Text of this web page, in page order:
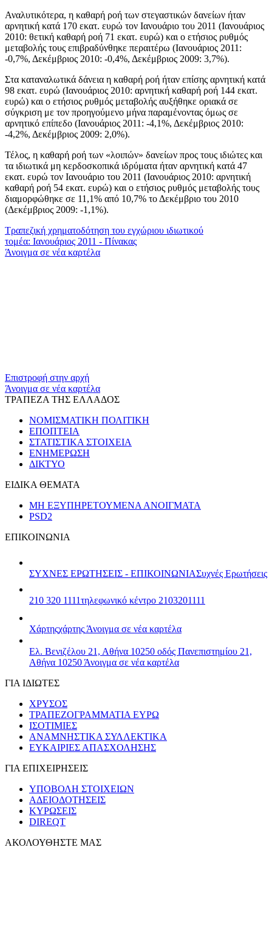
Αναλυτικότερα, η καθαρή ροή των στεγαστικών δανείων ήταν
αρνητική κατά 170 εκατ. ευρώ τον Ιανουάριο του 2011 (Ιανουάριος
2010: θετική καθαρή ροή 71 εκατ. ευρώ) και o ετήσιος ρυθμός
μεταβολής τους επιβραδύνθηκε περαιτέρω (Ιανουάριος 2011:
-0,7%, Δεκέμβριος 2010: -0,4%, Δεκέμβριος 2009: 3,7%).
Στα καταναλωτικά δάνεια η καθαρή ροή ήταν επίσης αρνητική κατά
98 εκατ. ευρώ (Ιανουάριος 2010: αρνητική καθαρή ροή 144 εκατ.
ευρώ) και ο ετήσιος ρυθμός μεταβολής αυξήθηκε οριακά σε
σύγκριση με τον προηγούμενο μήνα παραμένοντας όμως σε
αρνητικό επίπεδο (Ιανουάριος 2011: -4,1%, Δεκέμβριος 2010:
-4,2%, Δεκέμβριος 2009: 2,0%).
Τέλος, η καθαρή ροή των «λοιπών» δανείων προς τους ιδιώτες και
τα ιδιωτικά μη κερδοσκοπικά ιδρύματα ήταν αρνητική κατά 47
εκατ. ευρώ τον Ιανουάριο του 2011 (Ιανουάριος 2010: αρνητική
καθαρή ροή 54 εκατ. ευρώ) και ο ετήσιος ρυθμός μεταβολής τους
διαμορφώθηκε σε 11,1% από 10,7% το Δεκέμβριο του 2010
(Δεκέμβριος 2009: -1,1%).
Τραπεζική χρηματοδότηση του εγχώριου ιδιωτικού
τομέα: Ιανουάριος 2011 - Πίνακας
Άνοιγμα σε νέα καρτέλα
Επιστροφή στην αρχή
Άνοιγμα σε νέα καρτέλα
ΤΡΑΠΕΖΑ ΤΗΣ ΕΛΛΑΔΟΣ
ΝΟΜΙΣΜΑΤΙΚΗ ΠΟΛΙΤΙΚΗ
ΕΠΟΠΤΕΙΑ
ΣΤΑΤΙΣΤΙΚΑ ΣΤΟΙΧΕΙΑ
ΕΝΗΜΕΡΩΣΗ
ΔΙΚΤΥΟ
ΕΙΔΙΚΑ ΘΕΜΑΤΑ
ΜΗ ΕΞΥΠΗΡΕΤΟΥΜΕΝΑ ΑΝΟΙΓΜΑΤΑ
PSD2
ΕΠΙΚΟΙΝΩΝΙΑ
ΣΥΧΝΕΣ ΕΡΩΤΗΣΕΙΣ - ΕΠΙΚΟΙΝΩΝΙΑΣυχνές Ερωτήσεις
210 320 1111τηλεφωνικό κέντρο 2103201111
Χάρτηςχάρτης Άνοιγμα σε νέα καρτέλα
Ελ. Βενιζέλου 21, Αθήνα 10250 οδός Πανεπιστημίου 21,
Αθήνα 10250 Άνοιγμα σε νέα καρτέλα
ΓΙΑ ΙΔΙΩΤΕΣ
ΧΡΥΣΟΣ
ΤΡΑΠΕΖΟΓΡΑΜΜΑΤΙΑ ΕΥΡΩ
ΙΣΟΤΙΜΙΕΣ
ΑΝΑΜΝΗΣΤΙΚΑ ΣΥΛΛΕΚΤΙΚΑ
ΕΥΚΑΙΡΙΕΣ ΑΠΑΣΧΟΛΗΣΗΣ
ΓΙΑ ΕΠΙΧΕΙΡΗΣΕΙΣ
ΥΠΟΒΟΛΗ ΣΤΟΙΧΕΙΩΝ
ΑΔΕΙΟΔΟΤΗΣΕΙΣ
ΚΥΡΩΣΕΙΣ
DIREQT
ΑΚΟΛΟΥΘΗΣΤΕ ΜΑΣ